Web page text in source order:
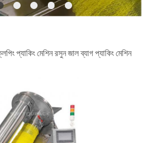
প্যাকিং মেশিন রসুন জাল ব্যাগ প্যাকিং মেশিন